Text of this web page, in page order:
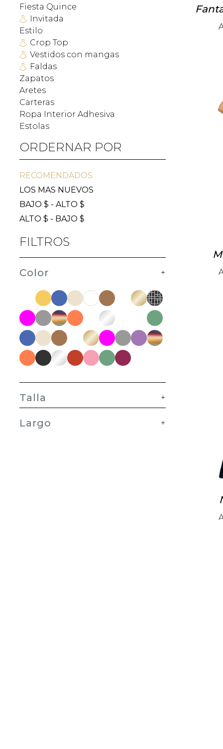
Fiesta Quince
Invitada
Estilo
Crop Top
Vestidos con mangas
Faldas
Zapatos
Aretes
Carteras
Ropa Interior Adhesiva
Estolas
ORDERNAR POR
RECOMENDADOS
LOS MAS NUEVOS
BAJO $ - ALTO $
ALTO $ - BAJO $
FILTROS
Color +
Talla +
Largo +